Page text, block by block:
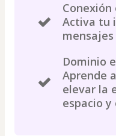
Activa tu
Dominio
Aprende
elevar la
espacio